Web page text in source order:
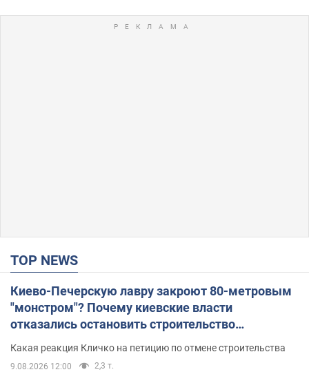
TOP NEWS
Киево-Печерскую лавру закроют 80-метровым
"монстром"? Почему киевские власти
отказались остановить строительство
Какая реакция Кличко на петицию по отмене строительства
9.08.2026 12:00 2,3 т.